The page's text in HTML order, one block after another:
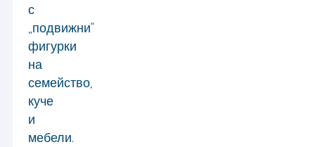
с
„подвижни“
фигурки
на
семейство,
куче
и
мебели.